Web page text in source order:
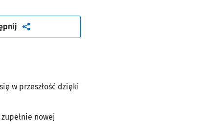
artykuł
w przeszłość dzięki
nowej